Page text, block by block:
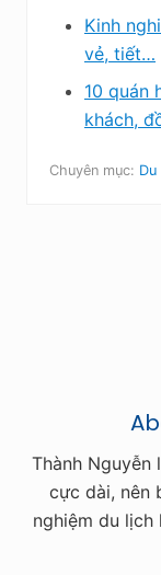
Kinh
vẻ, tiết…
10 quán
khách,
Chuyên mục:
Thành
cực dài, nên
nghiệm du